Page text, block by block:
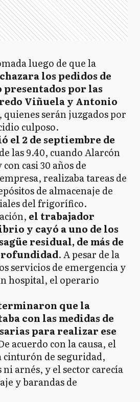
luego de que la
los pedidos de
por las
Viñuela y Antonio
, quienes serán juzgados por
culposo.
el 2 de septiembre de
las 9.40, cuando Alarcón
casi 30 años de
realizaba tareas de
de almacenaje de
del frigorífico.
el trabajador
y cayó a uno de los
residual, de más de
. A pesar de la
servicios de emergencia y
hospital, el operario
que la
con las medidas de
para realizar ese
acuerdo con la causa, el
de seguridad,
ni arnés, y el sector carecía
y barandas de